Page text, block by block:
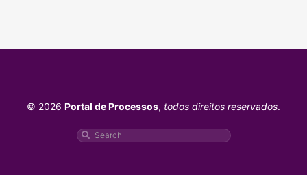
© 2026 Portal de Processos, todos direitos reservados.
Pesquisar